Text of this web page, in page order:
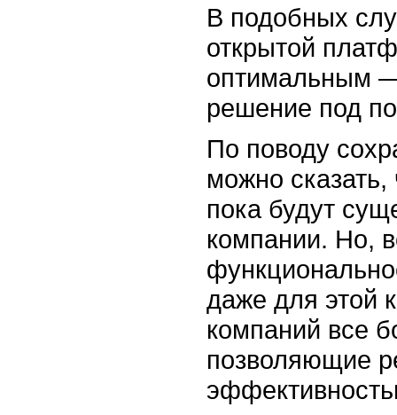
В подобных
открытой
оптимальным —
решение под
По поводу
можно сказать,
пока будут
компании. Но,
даже для этой
компаний все
позволяющие